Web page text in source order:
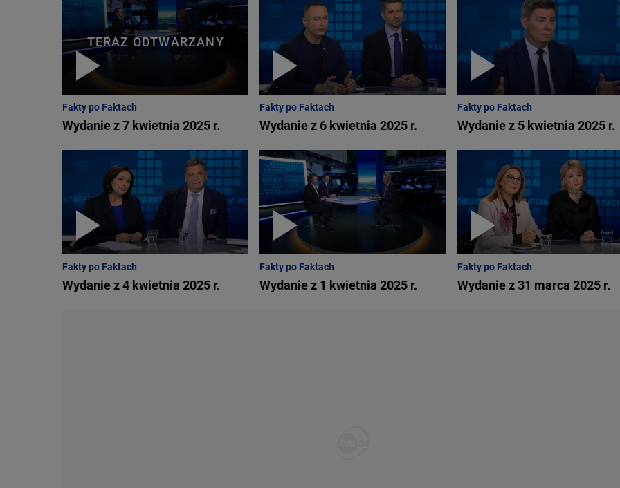
TERAZ ODTWARZANY
Fakty po Faktach
Wydanie z 7 kwietnia 2025 r.
Fakty po Faktach
Wydanie z 6 kwietnia 2025 r.
Fakty po Faktach
Wydanie z 5 kwietnia 2025 r.
Fakty po Faktach
Wydanie z 4 kwietnia 2025 r.
Fakty po Faktach
Wydanie z 1 kwietnia 2025 r.
Fakty po Faktach
Wydanie z 31 marca 2025 r.